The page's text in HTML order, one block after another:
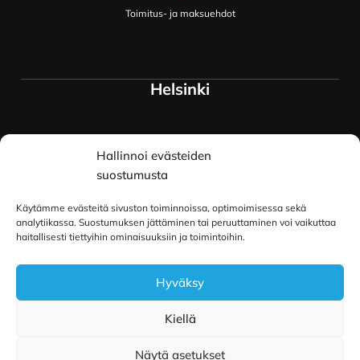
Hallinnoi evästeiden
suostumusta
Käytämme evästeitä sivuston toiminnoissa, optimoimisessa sekä
analytiikassa. Suostumuksen jättäminen tai peruuttaminen voi vaikuttaa
haitallisesti tiettyihin ominaisuuksiin ja toimintoihin.
Hyväksy
Kiellä
Näytä asetukset
Toimitus- ja maksuehdot
Helsinki
Myymälä ja keskusvarasto
Siltavuorenranta 18
00170 Helsinki
Oulu
Kauppurienkatu 34
90100 Oulu